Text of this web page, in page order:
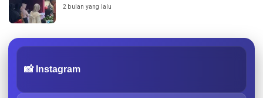
2 bulan yang lalu
📸 Instagram